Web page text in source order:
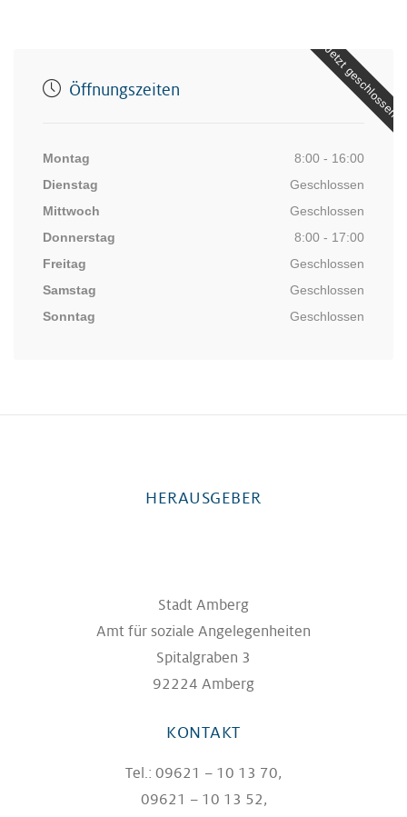
Jetzt geschlossen
Öffnungszeiten
Montag
8:00 - 16:00
Dienstag
Geschlossen
Mittwoch
Geschlossen
Donnerstag
8:00 - 17:00
Freitag
Geschlossen
Samstag
Geschlossen
Sonntag
Geschlossen
HERAUSGEBER
Stadt Amberg
Amt für soziale Angelegenheiten
Spitalgraben 3
92224 Amberg
KONTAKT
Tel.: 09621 – 10 13 70,
09621 – 10 13 52,